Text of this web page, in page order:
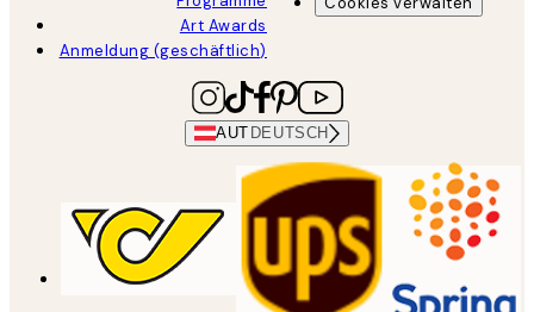
Art Awards
Anmeldung (geschäftlich)
AUT DEUTSCH